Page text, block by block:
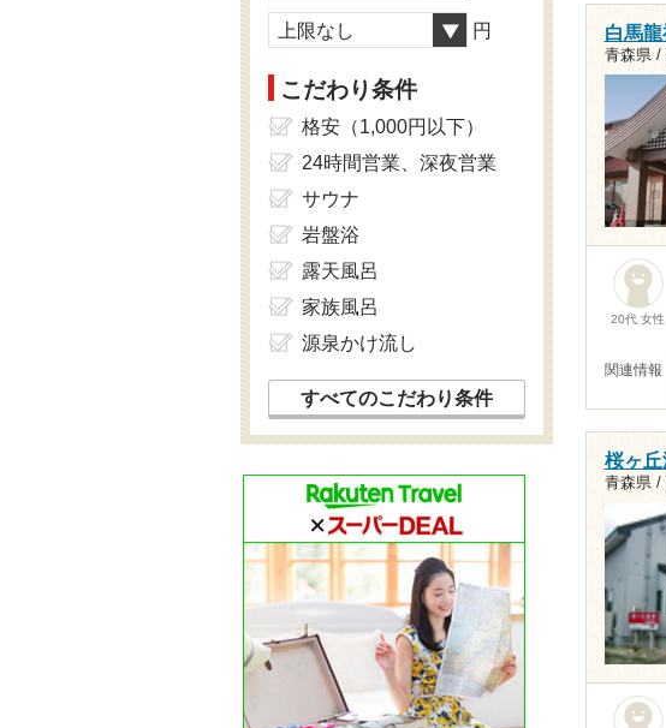
白馬
青森県 /
20代 女性
関連情報
桜ヶ丘
青森県 /
上限なし 円
こだわり条件
格安（1,000円以下）
24時間営業、深夜営業
サウナ
岩盤浴
露天風呂
家族風呂
源泉かけ流し
すべてのこだわり条件